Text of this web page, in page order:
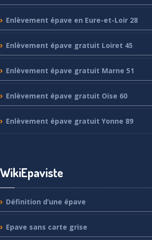
Enlèvement épave en Eure-et-Loir 28
Enlèvement épave gratuit Loiret 45
Enlèvement épave gratuit Marne 51
Enlèvement épave gratuit Oise 60
Enlèvement épave gratuit Yonne 89
WikiEpaviste
Définition d’une épave
Epave sans carte grise